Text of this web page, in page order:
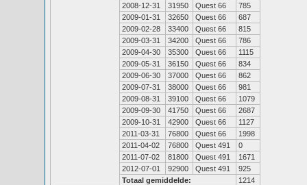
2008-12-31
31950 Quest 66
785
2009-01-31
32650 Quest 66
687
2009-02-28
33400 Quest 66
815
2009-03-31
34200 Quest 66
786
2009-04-30
35300 Quest 66
1115
2009-05-31
36150 Quest 66
834
2009-06-30
37000 Quest 66
862
2009-07-31
38000 Quest 66
981
2009-08-31
39100 Quest 66
1079
2009-09-30
41750 Quest 66
2687
2009-10-31
42900 Quest 66
1127
2011-03-31
76800 Quest 66
1998
2011-04-02
76800 Quest 491
0
2011-07-02
81800 Quest 491
1671
2012-07-01
92900 Quest 491
925
Totaal gemiddelde:
1214